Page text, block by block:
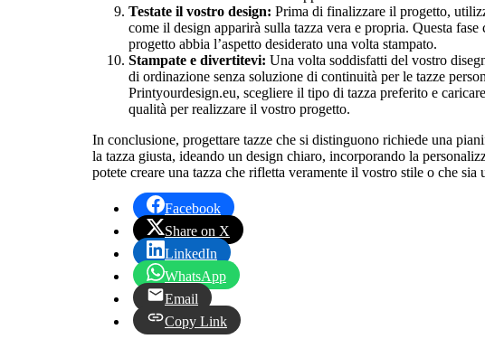
Testate il vostro design: Prima di finalizzare il progetto,
come il design apparirà sulla tazza vera e propria. Questa
progetto abbia l’aspetto desiderato una volta stampato.
Stampate e divertitevi: Una volta soddisfatti del vostro
di ordinazione senza soluzione di continuità per le tazze
Printyourdesign.eu, scegliere il tipo di tazza preferito e
qualità per realizzare il vostro progetto.
In conclusione, progettare tazze che si distinguono richiede una
la tazza giusta, ideando un design chiaro, incorporando la
potete creare una tazza che rifletta veramente il vostro stile o che sia
Facebook
Share on X
LinkedIn
WhatsApp
Email
Copy Link